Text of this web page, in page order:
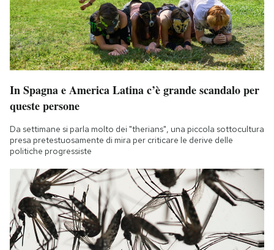
In Spagna e America Latina c’è grande scandalo per
queste persone
Da settimane si parla molto dei "therians", una piccola sottocultura
presa pretestuosamente di mira per criticare le derive delle
politiche progressiste